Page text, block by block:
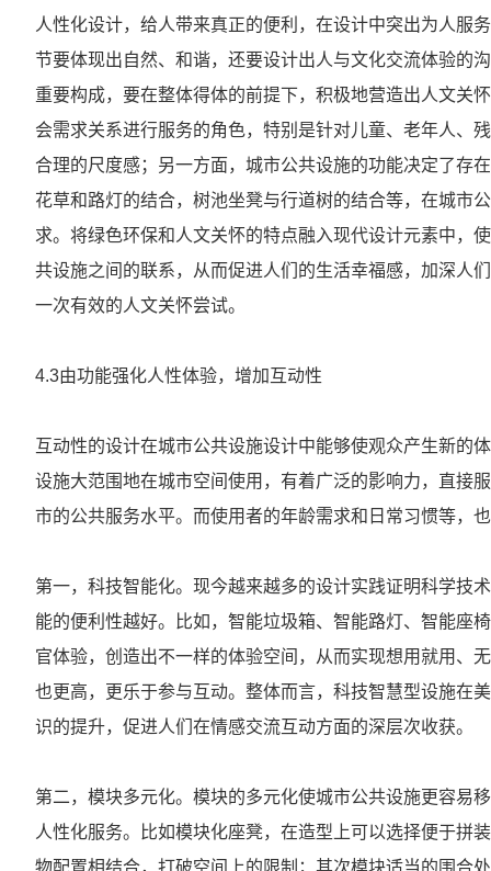
人性化设计，给人带来真正的便利，在设计中突出为人服
节要体现出自然、和谐，还要设计出人与文化交流体验的
重要构成，要在整体得体的前提下，积极地营造出人文关
会需求关系进行服务的角色，特别是针对儿童、老年人、
合理的尺度感；另一方面，城市公共设施的功能决定了存
花草和路灯的结合，树池坐凳与行道树的结合等，在城市
求。将绿色环保和人文关怀的特点融入现代设计元素中，
共设施之间的联系，从而促进人们的生活幸福感，加深人
一次有效的人文关怀尝试。
4.3由功能强化人性体验，增加互动性
互动性的设计在城市公共设施设计中能够使观众产生新的
设施大范围地在城市空间使用，有着广泛的影响力，直接
市的公共服务水平。而使用者的年龄需求和日常习惯等，
第一，科技智能化。现今越来越多的设计实践证明科学技
能的便利性越好。比如，智能垃圾箱、智能路灯、智能座
官体验，创造出不一样的体验空间，从而实现想用就用、
也更高，更乐于参与互动。整体而言，科技智慧型设施在
识的提升，促进人们在情感交流互动方面的深层次收获。
第二，模块多元化。模块的多元化使城市公共设施更容易
人性化服务。比如模块化座凳，在造型上可以选择便于拼
物配置相结合，打破空间上的限制；其次模块适当的围合